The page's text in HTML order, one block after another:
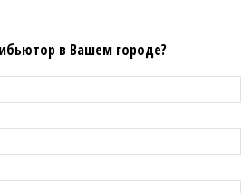
в Вашем городе?